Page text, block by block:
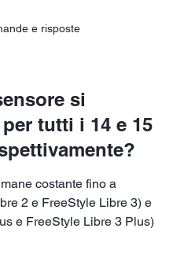
e risposte
si
tutti i 14 e 15
costante fino a
2 e FreeStyle Libre 3) e
e FreeStyle Libre 3 Plus)